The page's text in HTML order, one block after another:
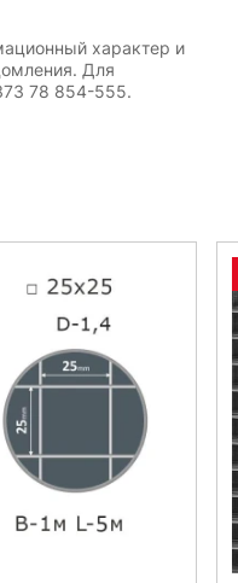
характер и
Для
78 854-555.